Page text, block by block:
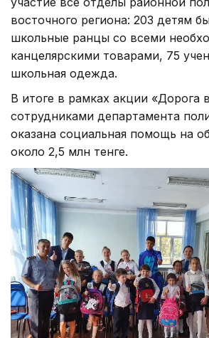
восточного региона: 203 детям
школьные ранцы со всеми
канцелярскими товарами, 75
школьная одежда.
В итоге в рамках акции «Дорога
сотрудниками департамента
оказана социальная помощь на
около 2,5 млн тенге.